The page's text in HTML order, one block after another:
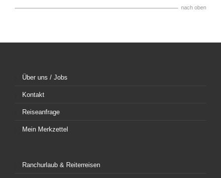
nach oben
Über uns / Jobs
Kontakt
Reiseanfrage
Mein Merkzettel
Ranchurlaub & Reiterreisen